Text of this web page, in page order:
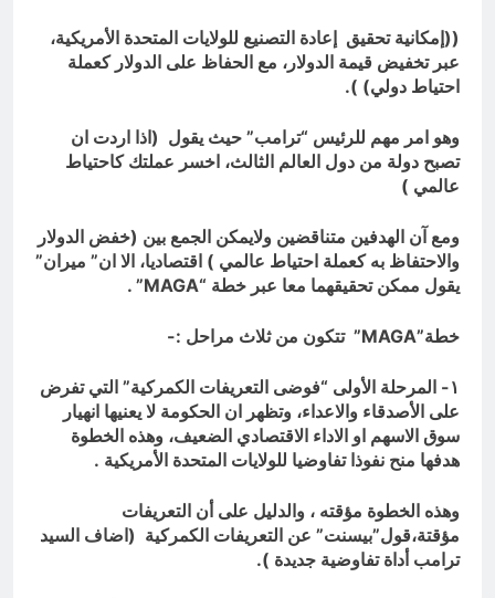
((إمكانية تحقيق إعادة التصنيع للولايات المتحدة الأمريكية،
عبر تخفيض قيمة الدولار، مع الحفاظ على الدولار كعملة
احتياط دولي) ).
وهو امر مهم للرئيس “ترامب” حيث يقول (اذا اردت ان
تصبح دولة من دول العالم الثالث، اخسر عملتك كاحتياط
عالمي )
ومع آن الهدفين متناقضين ولايمكن الجمع بين (خفض الدولار
والاحتفاظ به كعملة احتياط عالمي ) اقتصاديا، الا ان” ميران”
يقول ممكن تحقيقهما معا عبر خطة “MAGA
” .
خطة”MAGA” تتكون من ثلاث مراحل :-
١- المرحلة الأولى “فوضى التعريفات الكمركية” التي تفرض
على الأصدقاء والاعداء، وتظهر ان الحكومة لا يعنيها انهيار
سوق الاسهم او الاداء الاقتصادي الضعيف، وهذه الخطوة
هدفها منح نفوذا تفاوضيا للولايات المتحدة الأمريكية .
وهذه الخطوة مؤقته ، والدليل على أن التعريفات
مؤقتة،قول”بيسنت” عن التعريفات الكمركية (اضاف السيد
ترامب أداة تفاوضية جديدة ).